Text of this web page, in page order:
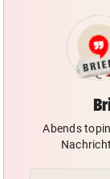
Abends